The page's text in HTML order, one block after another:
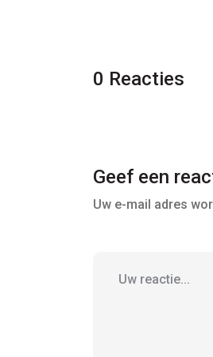
0 Reacties
Geef een
Uw e-mail adres